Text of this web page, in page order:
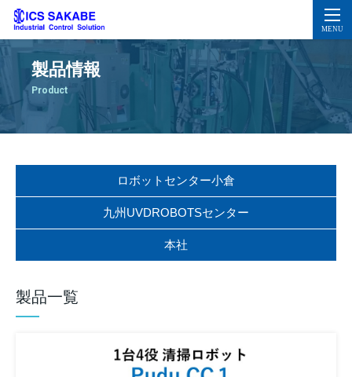
製品情報
Product
ロボットセンター小倉
九州UVDROBOTSセンター
本社
製品一覧